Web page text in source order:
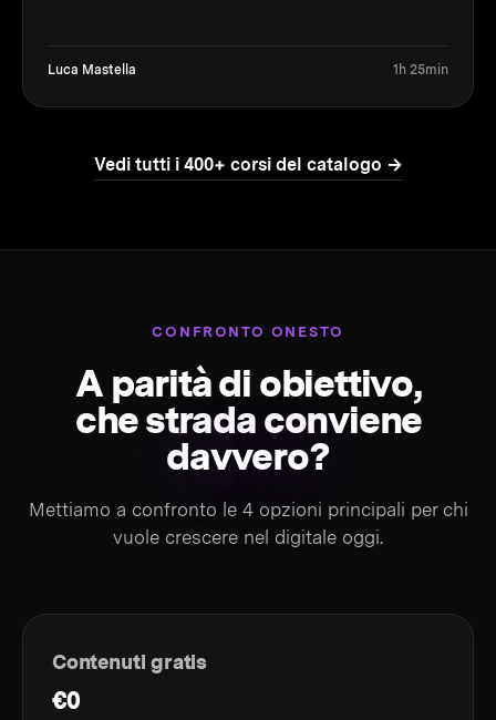
Luca Mastella 1h 25min
Vedi tutti i 400+ corsi del catalogo →
CONFRONTO ONESTO
A parità di obiettivo,
che strada conviene
davvero?
Mettiamo a confronto le 4 opzioni principali per chi
vuole crescere nel digitale oggi.
Contenuti gratis
€0